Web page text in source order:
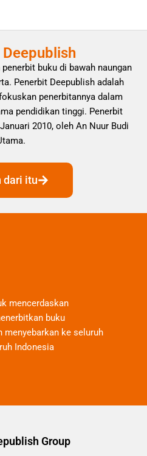
buku di bawah naungan
Penerbit Deepublish adalah
penerbitannya dalam
pendidikan tinggi. Penerbit
2010, oleh An Nuur Budi
dari itu
mencerdaskan
buku
menyebarkan ke seluruh
Indonesia
Group